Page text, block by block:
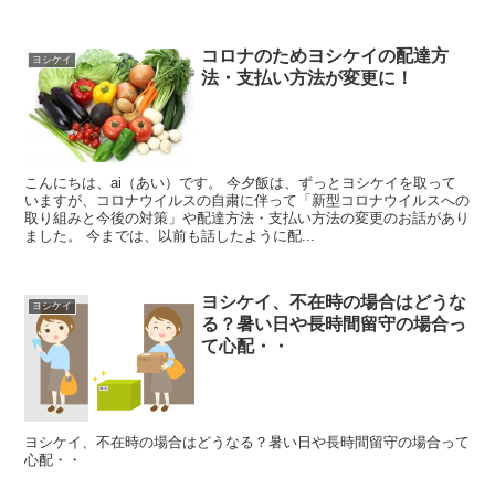
ヨシケイ
コロナのためヨシケイの配達方
法・支払い方法が変更に！
こんにちは、ai（あい）です。 今夕飯は、ずっとヨシケイを取って
いますが、コロナウイルスの自粛に伴って「新型コロナウイルスへの
取り組みと今後の対策」や配達方法・支払い方法の変更のお話があり
ました。 今までは、以前も話したように配...
ヨシケイ
ヨシケイ、不在時の場合はどうな
る？暑い日や長時間留守の場合っ
て心配・・
ヨシケイ、不在時の場合はどうなる？暑い日や長時間留守の場合って
心配・・